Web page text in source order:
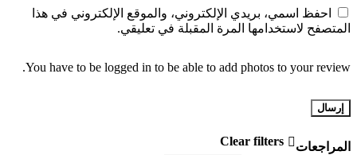
المراجعات
Clear filters
احفظ اسمي، بريدي الإلكتروني، والموقع الإلكتروني في هذا
المتصفح لاستخدامها المرة المقبلة في تعليقي.
You have to be logged in to be able to add photos to your review.